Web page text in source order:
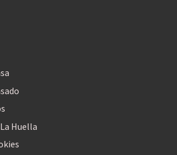
Huella